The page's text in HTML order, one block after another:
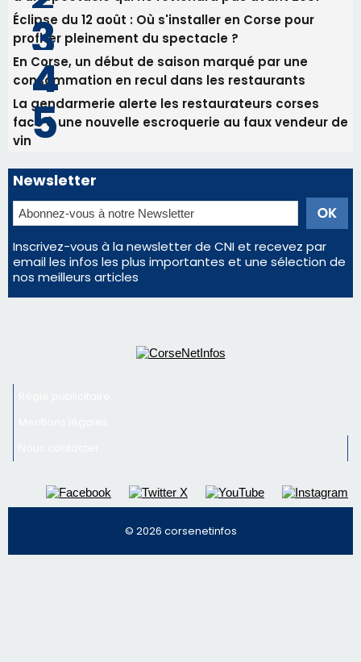
Newsletter
Inscrivez-vous à la newsletter de CNI et recevez par
email les infos les plus importantes et une sélection de
nos meilleurs articles
Régie publicitaire
Mentions légales
Nous contacter